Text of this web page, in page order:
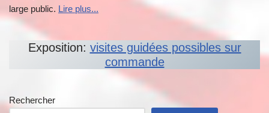
large public. Lire plus...
Exposition: visites guidées possibles sur
commande
Rechercher